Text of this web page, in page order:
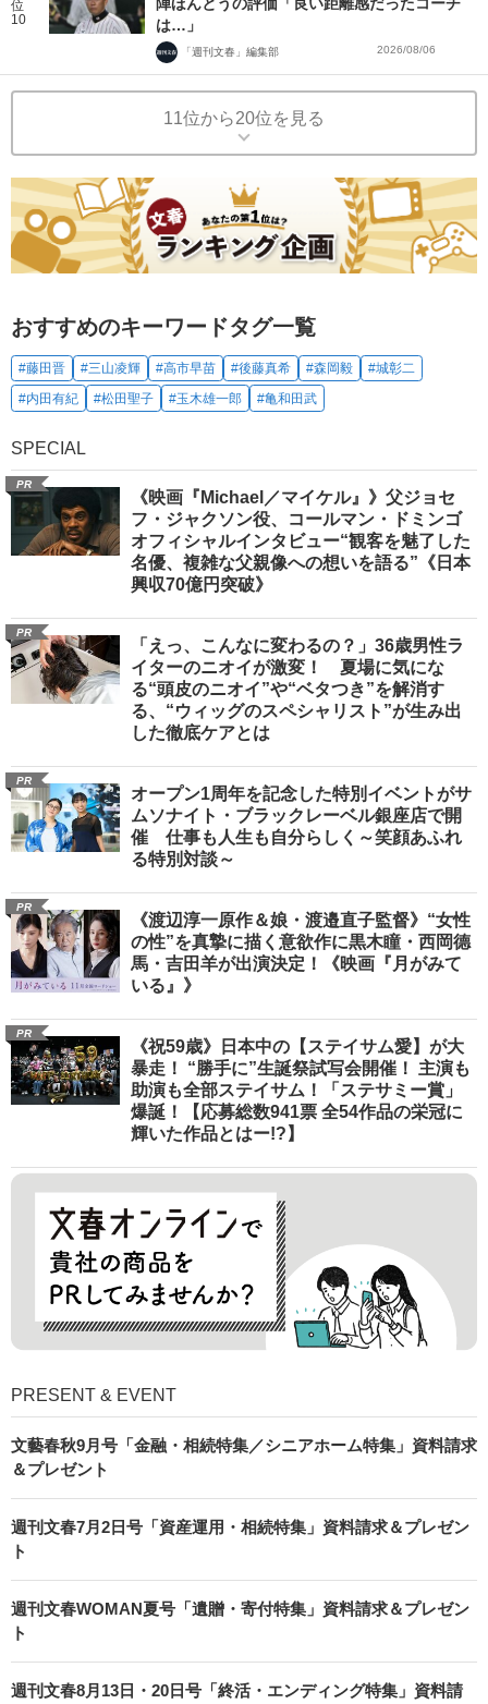
位
10
陣ほんとうの評価「良い距離感だったコーチ
は…」
「週刊文春」編集部 2026/08/06
11位から20位を見る
おすすめのキーワードタグ一覧
#藤田晋 #三山凌輝 #高市早苗 #後藤真希 #森岡毅
#城彰二
#内田有紀
#松田聖子 #玉木雄一郎 #亀和田武
SPECIAL
PR
《映画『Michael／マイケル』》父ジョセ
フ・ジャクソン役、コールマン・ドミンゴ
オフィシャルインタビュー“観客を魅了した
名優、複雑な父親像への想いを語る”《日本
興収70億円突破》
PR
「えっ、こんなに変わるの？」36歳男性ラ
イターのニオイが激変！ 夏場に気にな
る“頭皮のニオイ”や“ベタつき”を解消す
る、“ウィッグのスペシャリスト”が生み出
した徹底ケアとは
PR
オープン1周年を記念した特別イベントがサ
ムソナイト・ブラックレーベル銀座店で開
催 仕事も人生も自分らしく～笑顔あふれ
る特別対談～
PR
《渡辺淳一原作＆娘・渡邉直子監督》“女性
の性”を真摯に描く意欲作に黒木瞳・西岡德
馬・吉田羊が出演決定！《映画『月がみて
いる』》
PR
《祝59歳》日本中の【ステイサム愛】が大
暴走！ “勝手に”生誕祭試写会開催！ 主演も
助演も全部ステイサム！「ステサミー賞」
爆誕！【応募総数941票 全54作品の栄冠に
輝いた作品とはー!?】
PRESENT & EVENT
文藝春秋9月号「金融・相続特集／シニアホーム特集」資料請求
＆プレゼント
週刊文春7月2日号「資産運用・相続特集」資料請求＆プレゼン
ト
週刊文春WOMAN夏号「遺贈・寄付特集」資料請求＆プレゼン
ト
週刊文春8月13日・20日号「終活・エンディング特集」資料請